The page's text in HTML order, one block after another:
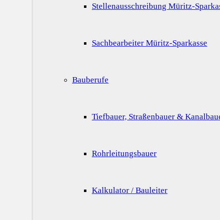
Stellenausschreibung Müritz-
Sachbearbeiter Müritz-Sparkasse
Bauberufe
Tiefbauer, Straßenbauer &
Rohrleitungsbauer
Kalkulator / Bauleiter